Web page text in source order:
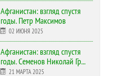
Афганистан: взгляд спустя
годы. Петр Максимов
02 ИЮНЯ 2025
Афганистан: взгляд спустя
годы. Семенов Николай Гр...
21 МАРТА 2025